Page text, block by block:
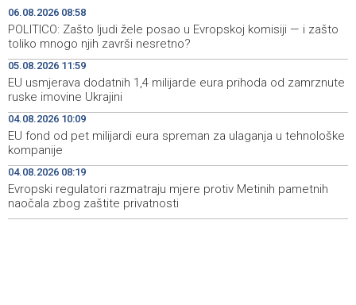
11:25
Forto: Profesionalni vozači ne mogu više čekati –
Evropskoj komisiji ponudili smo provodivo rješenje
Misija OSCE u BiH - Novinari moraju imati mogućnost da
svoj posao obavljaju slobodno i sigurno
11:18
U BiH nema slučajeva ciklosporijaze, epidemija i dalje
traje u SAD-u
11:14
Ulysses obilježava završetak "Kralja Leara" nakon 26
sezona
11:07
Sjeverna Koreja ispalila neidentifikovani projektil prema
moru
06.08.2026 08:58
POLITICO: Zašto ljudi žele posao u Evropskoj komisiji — i zašto
toliko mnogo njih završi nesretno?
05.08.2026 11:59
EU usmjerava dodatnih 1,4 milijarde eura prihoda od zamrznute
ruske imovine Ukrajini
04.08.2026 10:09
EU fond od pet milijardi eura spreman za ulaganja u tehnološke
kompanije
04.08.2026 08:19
Evropski regulatori razmatraju mjere protiv Metinih pametnih
naočala zbog zaštite privatnosti